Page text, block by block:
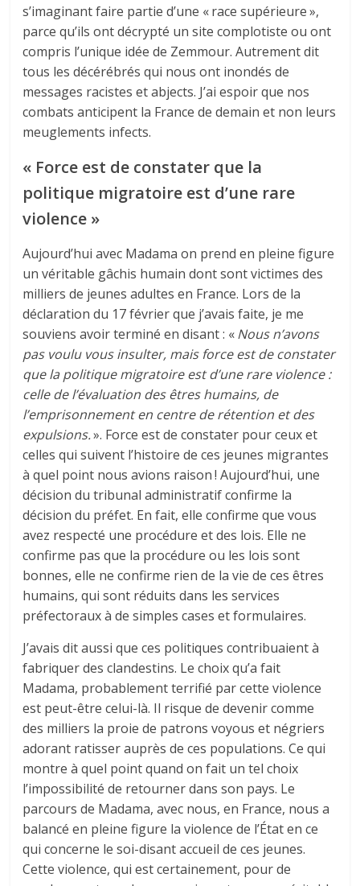
s’imaginant faire partie d’une « race supérieure »,
parce qu’ils ont décrypté un site complotiste ou ont
compris l’unique idée de Zemmour. Autrement dit
tous les décérébrés qui nous ont inondés de
messages racistes et abjects. J’ai espoir que nos
combats anticipent la France de demain et non leurs
meuglements infects.
« Force est de constater que la
politique migratoire est d’une rare
violence »
Aujourd’hui avec Madama on prend en pleine figure
un véritable gâchis humain dont sont victimes des
milliers de jeunes adultes en France. Lors de la
déclaration du 17 février que j’avais faite, je me
souviens avoir terminé en disant : «Nous n’avons
pas voulu vous insulter, mais force est de constater
que la politique migratoire est d’une rare violence :
celle de l’évaluation des êtres humains, de
l’emprisonnement en centre de rétention et des
expulsions.». Force est de constater pour ceux et
celles qui suivent l’histoire de ces jeunes migrantes
à quel point nous avions raison ! Aujourd’hui, une
décision du tribunal administratif confirme la
décision du préfet. En fait, elle confirme que vous
avez respecté une procédure et des lois. Elle ne
confirme pas que la procédure ou les lois sont
bonnes, elle ne confirme rien de la vie de ces êtres
humains, qui sont réduits dans les services
préfectoraux à de simples cases et formulaires.
J’avais dit aussi que ces politiques contribuaient à
fabriquer des clandestins. Le choix qu’a fait
Madama, probablement terrifié par cette violence
est peut-être celui-là. Il risque de devenir comme
des milliers la proie de patrons voyous et négriers
adorant ratisser auprès de ces populations. Ce qui
montre à quel point quand on fait un tel choix
l’impossibilité de retourner dans son pays. Le
parcours de Madama, avec nous, en France, nous a
balancé en pleine figure la violence de l’État en ce
qui concerne le soi-disant accueil de ces jeunes.
Cette violence, qui est certainement, pour de